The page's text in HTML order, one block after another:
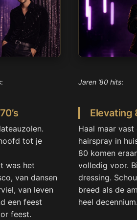
:
tot je
was het
van dansen
van leven
een feest
feest.
Jaren ’80 hits:
Elevating
Haal maar
hairspray in
80 komen
volledig voor.
dressing.
breed als de
heel decennium.